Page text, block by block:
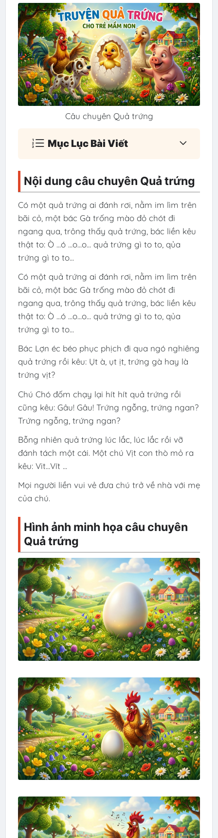
Câu chuyên Quả trứng
Mục Lục Bài Viết
Nội dung câu chuyên Quả trứng
Có một quả trứng ai đánh rơi, nằm im lìm trên
bãi cỏ, một bác Gà trống mào đỏ chót đi
ngang qua, trông thấy quả trứng, bác liền kêu
thật to: Ò ...ó ...o...o... quả trứng gì to to, qủa
trứng gì to to...
Có một quả trứng ai đánh rơi, nằm im lìm trên
bãi cỏ, một bác Gà trống mào đỏ chót đi
ngang qua, trông thấy quả trứng, bác liền kêu
thật to: Ò ...ó ...o...o... quả trứng gì to to, qủa
trứng gì to to...
Bác Lợn éc béo phục phịch đi qua ngó nghiêng
quả trứng rồi kêu: Ụt à, ụt ịt, trứng gà hay là
trứng vịt?
Chú Chó đốm chạy lại hít hít quả trứng rồi
cũng kêu: Gâu! Gâu! Trứng ngỗng, trứng ngan?
Trứng ngỗng, trứng ngan?
Bỗng nhiên quả trứng lúc lắc, lúc lắc rồi vỡ
đánh tách một cái. Một chú Vịt con thò mỏ ra
kêu: Vit...Vít ...
Mọi người liền vui vẻ đưa chú trở về nhà với mẹ
của chú.
Hình ảnh minh họa câu chuyên
Quả trứng